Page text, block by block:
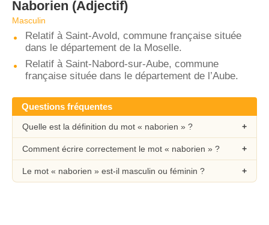
Naborien (Adjectif)
Masculin
Relatif à Saint-Avold, commune française située
dans le département de la Moselle.
Relatif à Saint-Nabord-sur-Aube, commune
française située dans le département de l’Aube.
Questions fréquentes
Quelle est la définition du mot « naborien » ?
Comment écrire correctement le mot « naborien » ?
Le mot « naborien » est-il masculin ou féminin ?